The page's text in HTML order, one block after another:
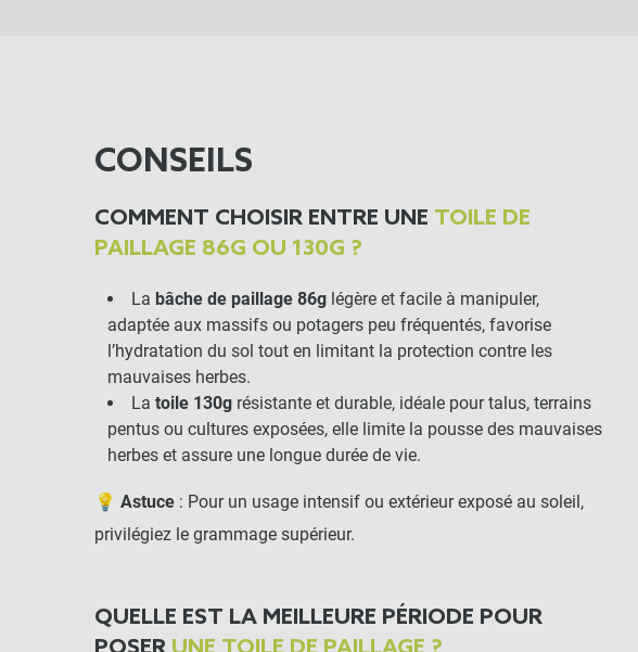
CONSEILS
COMMENT CHOISIR ENTRE UNE TOILE DE
PAILLAGE 86G OU 130G ?
La bâche de paillage 86g légère et facile à manipuler,
adaptée aux massifs ou potagers peu fréquentés, favorise
l’hydratation du sol tout en limitant la protection contre les
mauvaises herbes.
La toile 130g résistante et durable, idéale pour talus, terrains
pentus ou cultures exposées, elle limite la pousse des mauvaises
herbes et assure une longue durée de vie.
💡 Astuce : Pour un usage intensif ou extérieur exposé au soleil,
privilégiez le grammage supérieur.
QUELLE EST LA MEILLEURE PÉRIODE POUR